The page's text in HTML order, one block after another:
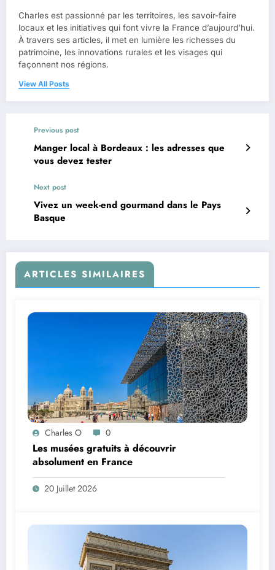
Charles est passionné par les territoires, les savoir-faire
locaux et les initiatives qui font vivre la France d’aujourd’hui.
À travers ses articles, il met en lumière les richesses du
patrimoine, les innovations rurales et les visages qui
façonnent nos régions.
View All Posts
Previous post
Manger local à Bordeaux : les adresses que
vous devez tester
Next post
Vivez un week-end gourmand dans le Pays
Basque
ARTICLES SIMILAIRES
Charles O 0
Les musées gratuits à découvrir
absolument en France
20 Juillet 2026